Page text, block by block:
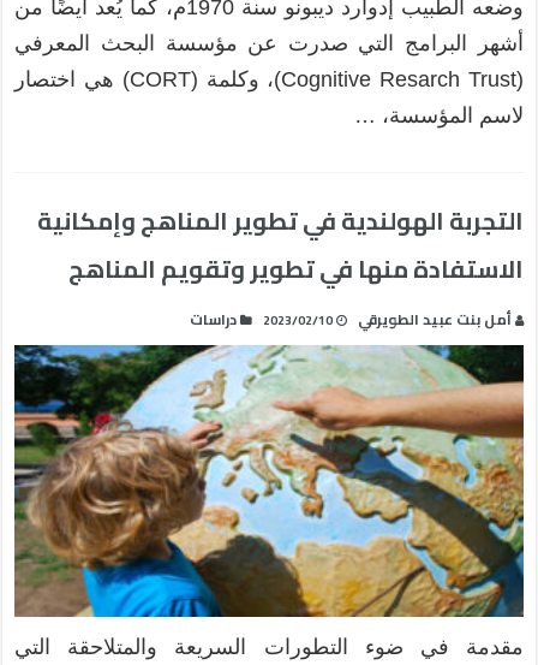
وضعه الطبيب إدوارد ديبونو سنة 1970م، كما يُعد أيضًا من
أشهر البرامج التي صدرت عن مؤسسة البحث المعرفي
(Cognitive Resarch Trust)، وكلمة (CORT) هي اختصار
لاسم المؤسسة، …
التجربة الهولندية في تطوير المناهج وإمكانية
الاستفادة منها في تطوير وتقويم المناهج
أمل بنت عبيد الطويرقي 2023/02/10 دراسات
مقدمة في ضوء التطورات السريعة والمتلاحقة التي